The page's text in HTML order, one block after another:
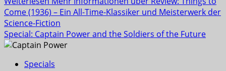
Come (1936) – Ein All-Time-Klassiker und Meisterwerk der
Science-Fiction
Special: Captain Power and the Soldiers of the Future
Specials